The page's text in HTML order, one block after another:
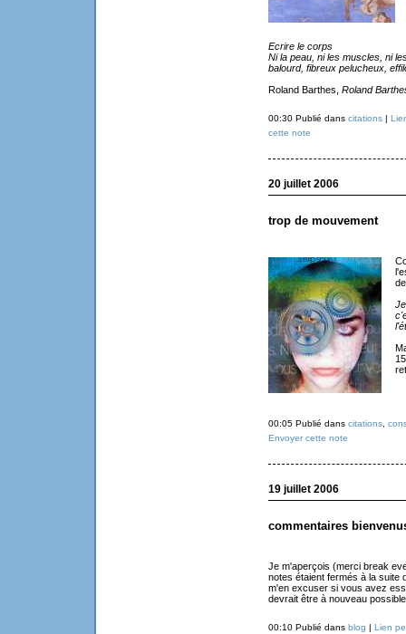
Ecrire le corps
Ni la peau, ni les muscles, ni
balourd, fibreux pelucheux,
Roland Barthes, Roland
00:30 Publié dans citations|
cette note
20 juillet 2006
trop de mouvement
00:05 Publié dans citations,
Envoyer cette note
19 juillet 2006
commentaires
Je m'aperçois (merci break
notes étaient fermés à la suite
m'en excuser si vous avez
devrait être à nouveau
00:10 Publié dans blog | Lien